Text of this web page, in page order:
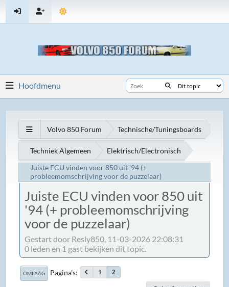
Hoofdmenu
Volvo 850 Forum Technische/Tuningsboards
Techniek Algemeen
Elektrisch/Electronisch
Juiste ECU vinden voor 850 uit '94 (+
probleemomschrijving voor de puzzelaar)
Juiste ECU vinden voor 850 uit
'94 (+ probleemomschrijving
voor de puzzelaar)
Gestart door Resly850, 11-03-2026 22:08:31
0 leden en 1 gast bekijken dit topic.
OMLAAG Pagina's 1 2